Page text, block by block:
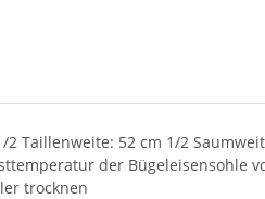
Taillenweite: 52 cm 1/2
der Bügeleisensohle
trocknen